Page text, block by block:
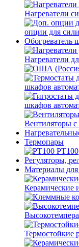
Нагреватели
опции для
Обогреватель
Нагреватели
шкафов
шкафов
Вентиляторы
Термопары
PT100
Регуляторы,
Материалы для
Керамические
Термостойкие